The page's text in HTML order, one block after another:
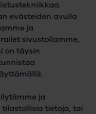
evästeiden avulla
ja
sivustollamme,
on täysin
ja
tietoja, tai